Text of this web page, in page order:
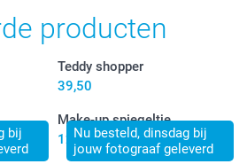
producten
Teddy shopper
39,50
bij
Nu besteld, dinsdag bij
jouw fotograaf geleverd
Make-up spiegeltje
12,50